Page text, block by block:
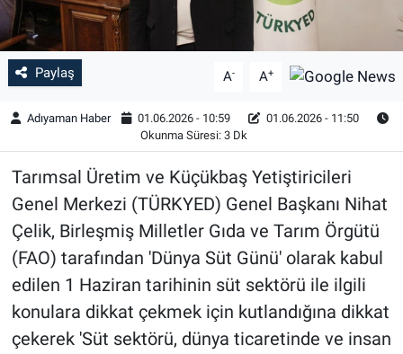
Paylaş A- A+
Adıyaman Haber 01.06.2026 - 10:59
01.06.2026 - 11:50
Okunma Süresi: 3 Dk
Tarımsal Üretim ve Küçükbaş Yetiştiricileri
Genel Merkezi (TÜRKYED) Genel Başkanı Nihat
Çelik, Birleşmiş Milletler Gıda ve Tarım Örgütü
(FAO) tarafından 'Dünya Süt Günü' olarak kabul
edilen 1 Haziran tarihinin süt sektörü ile ilgili
konulara dikkat çekmek için kutlandığına dikkat
çekerek 'Süt sektörü, dünya ticaretinde ve insan
Ekonomi
Yaşam
Çevre
BİLİM VE TEKNOLOJİ
Şambayat Haber